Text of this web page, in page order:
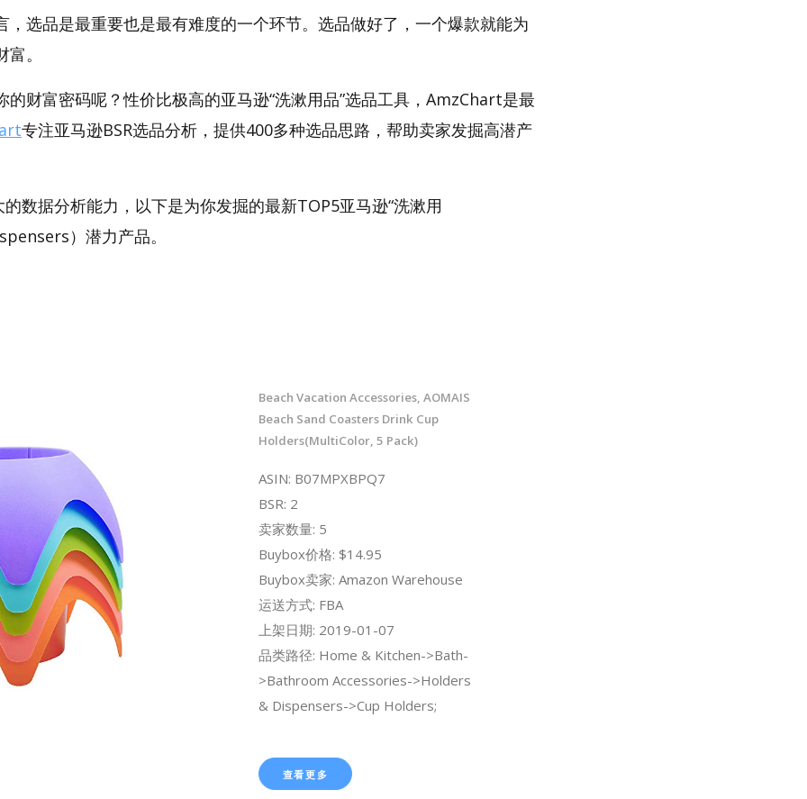
，选品是最重要也是最有难度的一个环节。选品做好了，一个爆款就能为
。
的财富密码呢？性价比极高的亚马逊“洗漱用品”选品工具，AmzChart是最
专注亚马逊BSR选品分析，提供400多种选品思路，帮助卖家发掘高潜产
数据分析能力，以下是为你发掘的最新TOP5亚马逊“洗漱用
）潜力产品。
Beach Vacation Accessories, AOMAIS
Beach Sand Coasters Drink Cup
Holders(MultiColor, 5 Pack)
ASIN: B07MPXBPQ7
BSR: 2
卖家数量: 5
Buybox价格: $14.95
Buybox卖家: Amazon Warehouse
运送方式: FBA
上架日期: 2019-01-07
品类路径: Home & Kitchen->Bath-
>Bathroom Accessories->Holders
& Dispensers->Cup Holders;
查看更多